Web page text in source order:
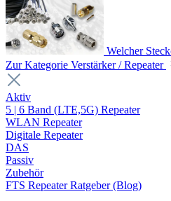
Welcher
Zur Kategorie Verstärker / Repeater
Aktiv
5 | 6 Band (LTE,5G) Repeater
WLAN Repeater
Digitale Repeater
DAS
Passiv
Zubehör
FTS Repeater Ratgeber (Blog)